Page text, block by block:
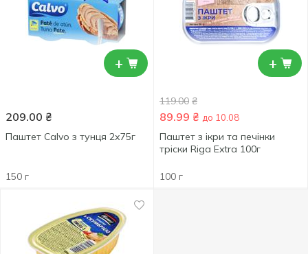
+
209.00 ₴
Паштет Calvo з тунця 2х75г
150 г
+
119.00 ₴
89.99 ₴ до 10.08
Паштет з ікри та печінки
тріски Riga Extra 100г
100 г